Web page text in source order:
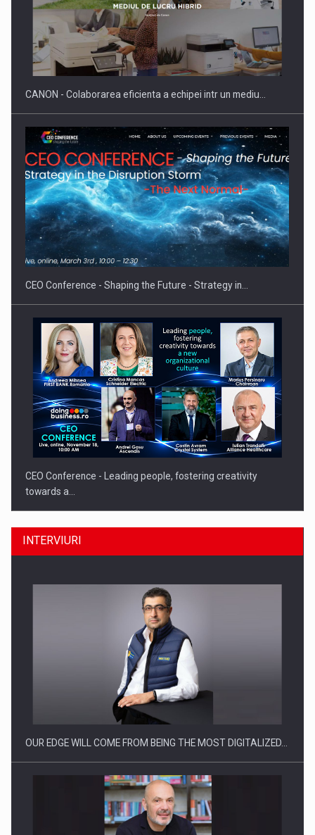
Producatorii si comerciantii care nu se supun noilor
reglementari…
Proteinmaxxing and the Future of Protein Demand
CANON - Colaborarea eficienta a echipei intr un mediu…
CEO Conference - Shaping the Future - Strategy in…
CEO Conference - Leading people, fostering creativity
towards a…
CEO Conference - Shaping The Future - Technology and…
INTERVIURI
OUR EDGE WILL COME FROM BEING THE MOST DIGITALIZED…